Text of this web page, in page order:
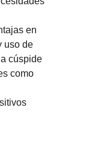
en
uso de
cúspide
como